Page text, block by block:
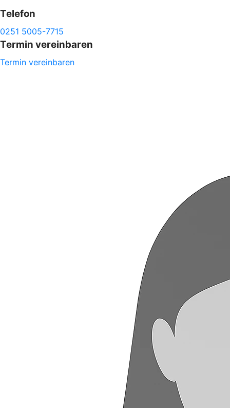
Telefon
0251 5005-7715
Termin vereinbaren
Termin vereinbaren